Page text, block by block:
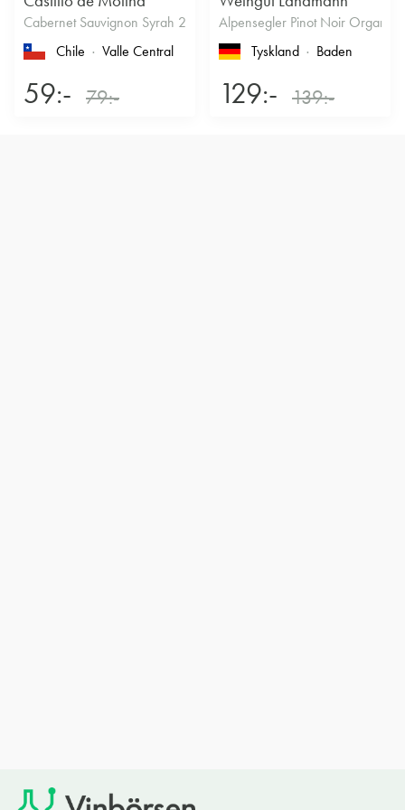
Cabernet Sauvignon Syrah 2022
Chile
Valle Central
59:- 79:-
Alpensegler Pinot Noir Organic
Tyskland
Baden
129:- 139:-